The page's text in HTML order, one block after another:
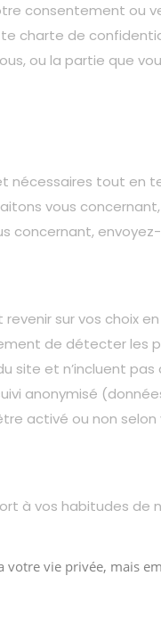
consentement
charte de
ou la partie que
tout en
vous
envoyez-
sur vos choix
de détecter les
et n’incluent
anonymisé
activé ou non selon
à vos habitudes de